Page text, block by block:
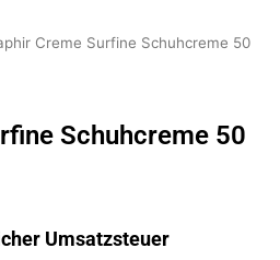
Creme Surfine Schuhcreme 50
Schuhcreme 50
Umsatzsteuer